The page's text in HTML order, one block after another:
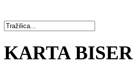
KARTA